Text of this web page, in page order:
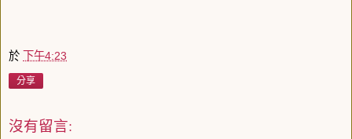
於 下午4:23
分享
沒有留言: